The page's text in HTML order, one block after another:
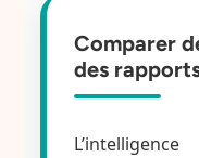
Comparer
des